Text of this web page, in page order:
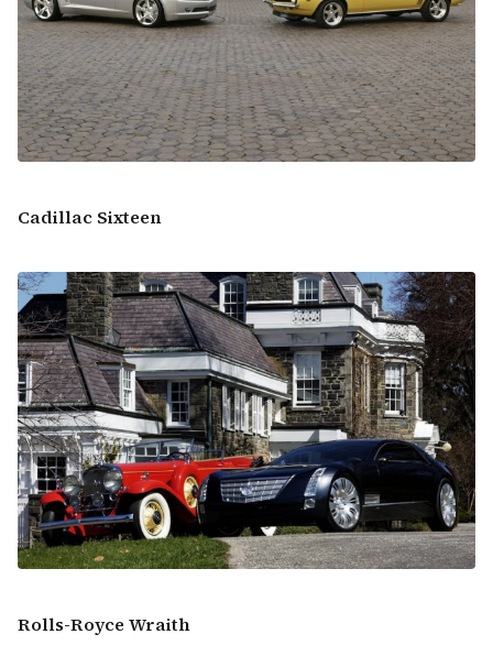
Cadillac Sixteen
Rolls-Royce Wraith